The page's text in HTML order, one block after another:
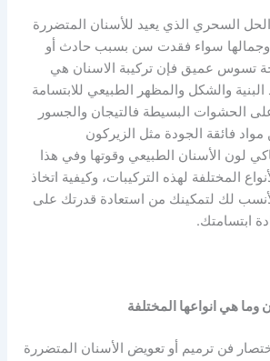
السحري الذي يعيد للأسنان المتضررة
وجمالها سواء فقدت سن بسبب حادث أو
تسوس عميق فإن تركيبة الاسنان هي
البنية والشكل والمظهر الطبيعي للابتسامة
الحشوات البسيطة فالتيجان والجسور
فائقة الجودة مثل الزيركون
لون الأسنان الطبيعي وقوتها وفي هذا
المختلفة لهذه التركيبات، وكيفية اتخاذ
لك لتمكينك من استعادة قدرتك على
ابتسامتك.
وما هي انواعها المختلفة
فن ترميم أو تعويض الأسنان المتضررة